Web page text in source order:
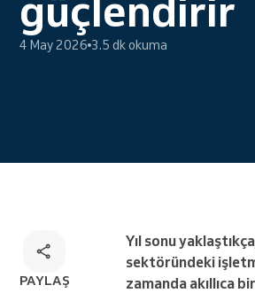
Çok kanallı rezervasyon çözümü
4 May 2026 3.5 dk okuma
PAYLAŞ
Yıl sonu
sektöründeki
zamanda akıllıca